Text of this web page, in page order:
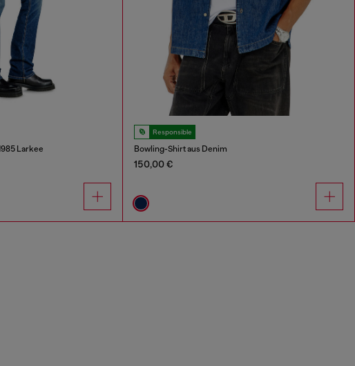
Larkee
Responsible
Bowling-Shirt aus Denim
150,00 €